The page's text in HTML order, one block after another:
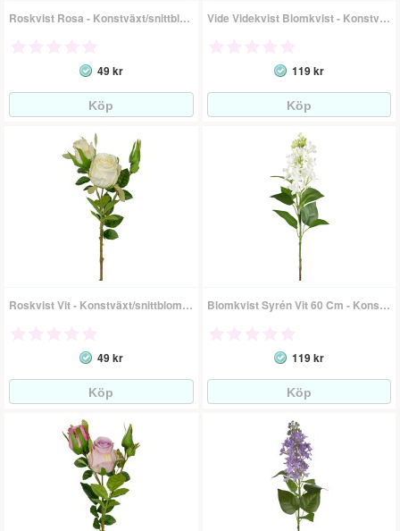
Roskvist Rosa - Konstväxt/snittblomma
49 kr
Vide Videkvist Blomkvist - Konstväxt
119 kr
Roskvist Vit - Konstväxt/snittblomma
49 kr
Blomkvist Syrén Vit 60 Cm - Konstväxt
119 kr